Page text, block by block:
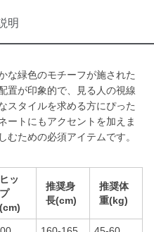
明
な緑色のモチーフが施された
置が印象的で、見る人の視線
スタイルを求める方にぴった
ートにもアクセントを加えま
ための必須アイテムです。
ヒッ
プ
(cm)
推奨身
長(cm)
推奨体
重(kg)